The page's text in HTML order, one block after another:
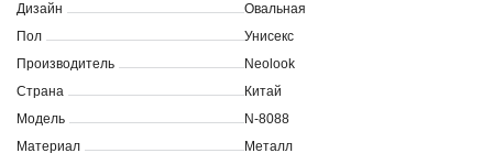
Дизайн
Овальная
Пол
Унисекс
Производитель
Neolook
Страна
Китай
Модель
N-8088
Материал
Металл